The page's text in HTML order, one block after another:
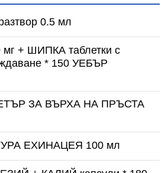
0.5 мл
+ ШИПКА таблетки с
* 150 УЕБЪР
ЗА ВЪРХА НА ПРЪСТА
ЕХИНАЦЕЯ 100 мл